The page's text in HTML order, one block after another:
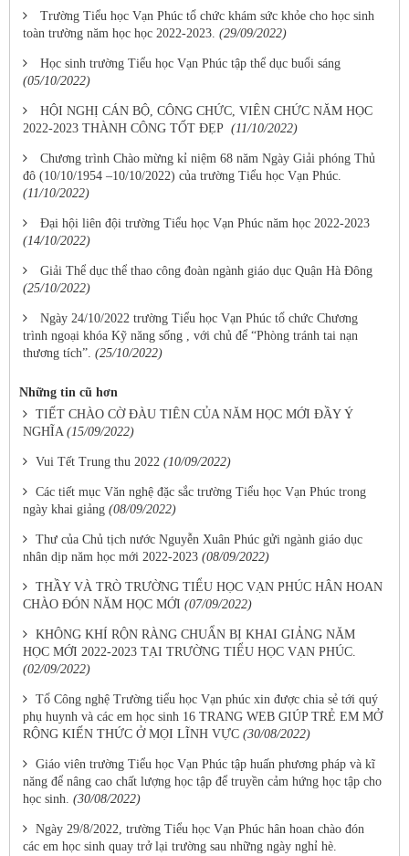
Trường Tiểu học Vạn Phúc tổ chức khám sức khỏe cho học sinh
toàn trường năm học học 2022-2023. (29/09/2022)
Học sinh trường Tiểu học Vạn Phúc tập thể dục buổi sáng
(05/10/2022)
HỘI NGHỊ CÁN BỘ, CÔNG CHỨC, VIÊN CHỨC NĂM HỌC
2022-2023 THÀNH CÔNG TỐT ĐẸP (11/10/2022)
Chương trình Chào mừng kỉ niệm 68 năm Ngày Giải phóng Thủ
đô (10/10/1954 –10/10/2022) của trường Tiểu học Vạn Phúc.
(11/10/2022)
Đại hội liên đội trường Tiểu học Vạn Phúc năm học 2022-2023
(14/10/2022)
Giải Thể dục thể thao công đoàn ngành giáo dục Quận Hà Đông
(25/10/2022)
Ngày 24/10/2022 trường Tiểu học Vạn Phúc tổ chức Chương
trình ngoại khóa Kỹ năng sống , với chủ để “Phòng tránh tai nạn
thương tích”. (25/10/2022)
Những tin cũ hơn
TIẾT CHÀO CỜ ĐÀU TIÊN CỦA NĂM HỌC MỚI ĐẦY Ý
NGHĨA (15/09/2022)
Vui Tết Trung thu 2022 (10/09/2022)
Các tiết mục Văn nghệ đặc sắc trường Tiểu học Vạn Phúc trong
ngày khai giảng (08/09/2022)
Thư của Chủ tịch nước Nguyễn Xuân Phúc gửi ngành giáo dục
nhân dịp năm học mới 2022-2023 (08/09/2022)
THẦY VÀ TRÒ TRƯỜNG TIỂU HỌC VẠN PHÚC HÂN HOAN
CHÀO ĐÓN NĂM HỌC MỚI (07/09/2022)
KHÔNG KHÍ RỘN RÀNG CHUẨN BỊ KHAI GIẢNG NĂM
HỌC MỚI 2022-2023 TẠI TRƯỜNG TIỂU HỌC VẠN PHÚC.
(02/09/2022)
Tổ Công nghệ Trường tiểu học Vạn phúc xin được chia sẻ tới quý
phụ huynh và các em học sinh 16 TRANG WEB GIÚP TRẺ EM MỞ
RỘNG KIẾN THỨC Ở MỌI LĨNH VỰC (30/08/2022)
Giáo viên trường Tiểu học Vạn Phúc tập huấn phương pháp và kĩ
năng để nâng cao chất lượng học tập để truyền cảm hứng học tập cho
học sinh. (30/08/2022)
Ngày 29/8/2022, trường Tiểu học Vạn Phúc hân hoan chào đón
các em học sinh quay trở lại trường sau những ngày nghỉ hè.